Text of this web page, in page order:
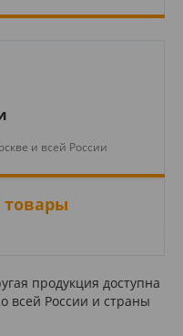
и всей России
товары
продукция доступна
всей России и страны